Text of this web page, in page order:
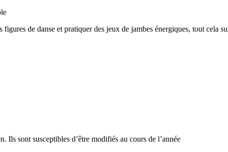
de danse et pratiquer des jeux de jambes énergiques, tout cela
Ils sont susceptibles d’être modifiés au cours de l’année